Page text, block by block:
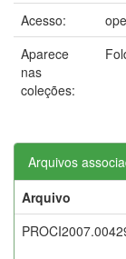
Acesso:
Aparece
nas
coleções:
Arquivos
Arquivo